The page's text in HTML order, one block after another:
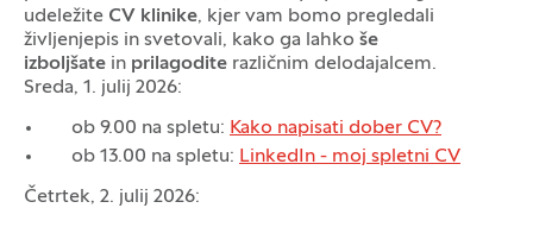
udeležite CV klinike, kjer vam bomo pregledali
življenjepis in svetovali, kako ga lahko še
izboljšate in prilagodite različnim delodajalcem.
Sreda, 1. julij 2026:
ob 9.00 na spletu: Kako napisati dober CV?
ob 13.00 na spletu: LinkedIn - moj spletni CV
Četrtek, 2. julij 2026: